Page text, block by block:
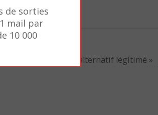
De l’art alternatif légitimé »
de sorties
mail par
10 000